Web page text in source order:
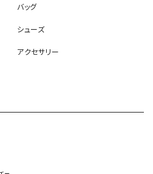
バッグ
シューズ
アクセサリー